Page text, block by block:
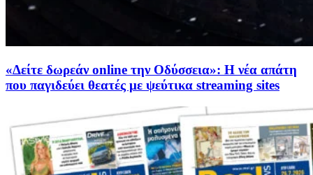
«Δείτε δωρεάν online την Οδύσσεια»: Η νέα απάτη
που παγιδεύει θεατές με ψεύτικα streaming sites